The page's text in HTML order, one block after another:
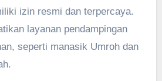
izin resmi dan terpercaya.
layanan pendampingan
seperti manasik Umroh dan